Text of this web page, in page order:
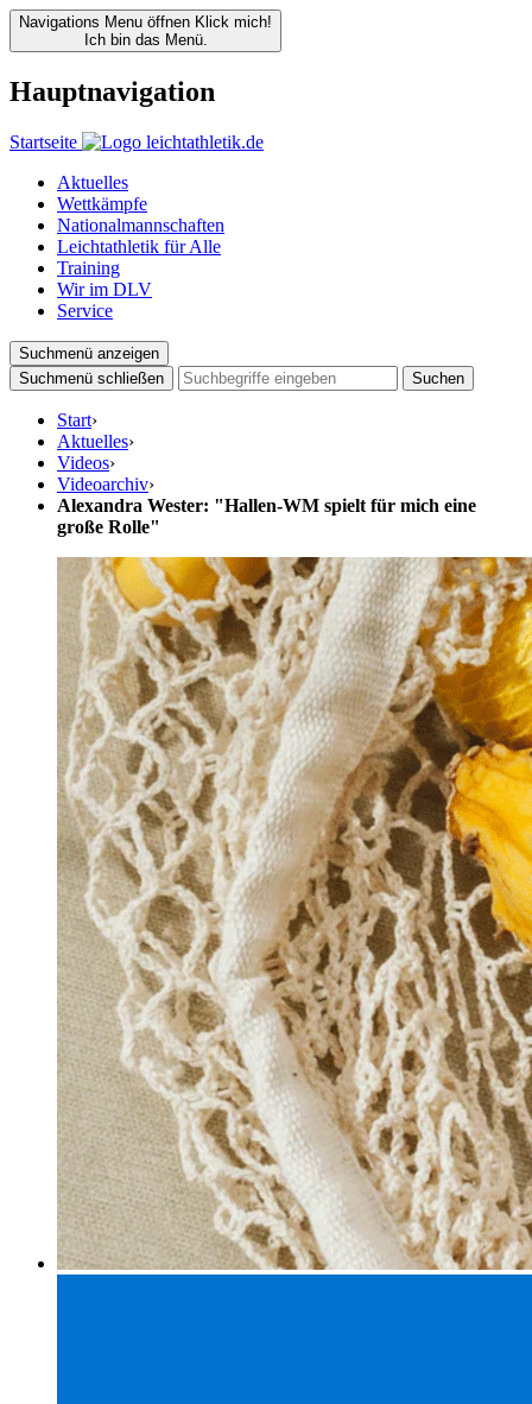
Navigations Menu öffnen Klick mich!
Ich bin das Menü.
Hauptnavigation
Startseite
Aktuelles
Wettkämpfe
Nationalmannschaften
Leichtathletik für Alle
Training
Wir im DLV
Service
Suchmenü anzeigen
Suchmenü schließen
Suchen
Start›
Aktuelles›
Videos›
Videoarchiv›
Alexandra Wester: "Hallen-WM spielt für mich eine
große Rolle"